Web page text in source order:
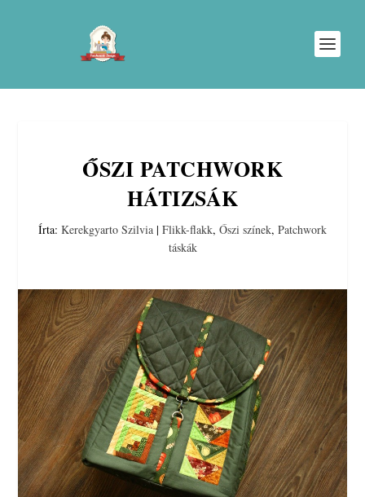
ŐSZI PATCHWORK
HÁTIZSÁK
Írta: Kerekgyarto Szilvia | Flikk-flakk, Őszi színek, Patchwork
táskák